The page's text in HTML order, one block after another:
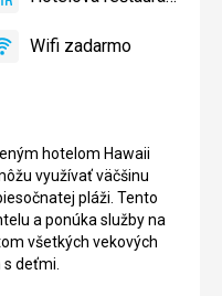
hotelom Hawaii
využívať väčšinu
pláži. Tento
a ponúka služby na
všetkých vekových
deťmi.
Hotelová
Wifi
Wifi zadarmo